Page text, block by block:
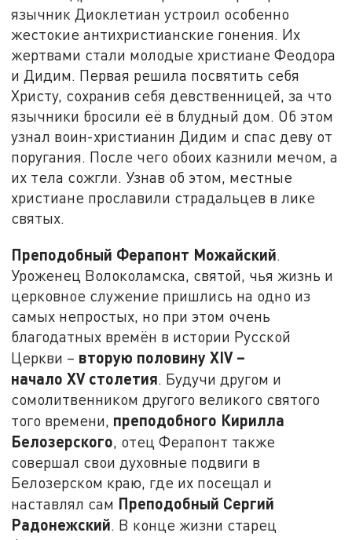
язычник Диоклетиан устроил особенно
жестокие антихристианские гонения. Их
жертвами стали молодые христиане Феодора
и Дидим. Первая решила посвятить себя
Христу, сохранив себя девственницей, за что
язычники бросили её в блудный дом. Об этом
узнал воин-христианин Дидим и спас деву от
поругания. После чего обоих казнили мечом, а
их тела сожгли. Узнав об этом, местные
христиане прославили страдальцев в лике
святых.
Преподобный Ферапонт Можайский.
Уроженец Волоколамска, святой, чья жизнь и
церковное служение пришлись на одно из
самых непростых, но при этом очень
благодатных времён в истории Русской
Церкви – вторую половинуXIV–
началоXVстолетия. Будучи другом и
сомолитвенником другого великого святого
того времени, преподобного Кирилла
Белозерского, отец Ферапонт также
совершал свои духовные подвиги в
Белозерском краю, где их посещал и
наставлял сам Преподобный Сергий
Радонежский. В конце жизни старец